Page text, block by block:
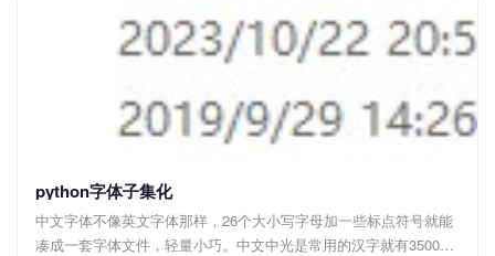
策或行为以适应这个不断因他们而变化的环境，层层递进。 爱尔法
鲁酒吧问题...
python字体子集化
中文字体不像英文字体那样，26个大小写字母加一些标点符号就能
凑成一套字体文件，轻量小巧。中文中光是常用的汉字就有3500